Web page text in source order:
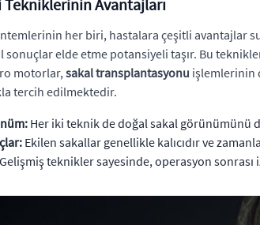
Tekniklerinin Avantajları
her biri, hastalara çeşitli avantajlar
sonuçlar elde etme potansiyeli taşır. Bu
motorlar,sakal transplantasyonu işlemlerinin
tercih edilmektedir.
Her iki teknik de doğal sakal görünümünü
Ekilen sakallar genellikle kalıcıdır ve
Gelişmiş teknikler sayesinde, operasyon